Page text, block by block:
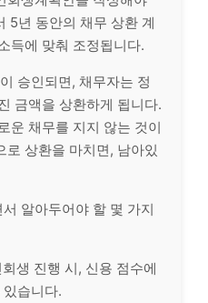
5년 동안의 채무 상환 계
득에 맞춰 조정됩니다.
승인되면, 채무자는 정
금액을 상환하게 됩니다.
운 채무를 지지 않는 것이
로 상환을 마치면, 남아있
알아두어야 할 몇 가지
생 진행 시, 신용 점수에
습니다.